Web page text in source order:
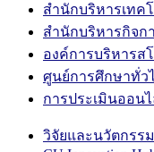
สำนักบริหารเทค
สำนักบริหารกิจก
องค์การบริหารส
ศูนย์การศึกษาทั่ว
การประเมินออน
วิจัยและนวัตกรรม